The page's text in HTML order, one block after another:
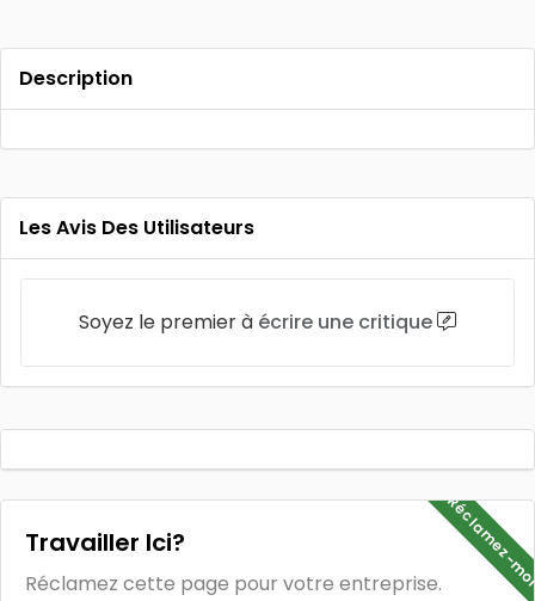
Description
Les Avis Des Utilisateurs
Soyez le premier à écrire une critique
Travailler Ici?
Réclamez cette page pour votre entreprise.